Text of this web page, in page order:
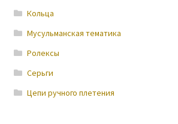
Кольца
Мусульманская тематика
Ролексы
Серьги
Цепи ручного плетения